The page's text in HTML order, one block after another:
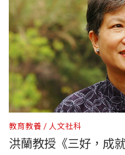
教育教養 人文社科
洪蘭教授《三好，成